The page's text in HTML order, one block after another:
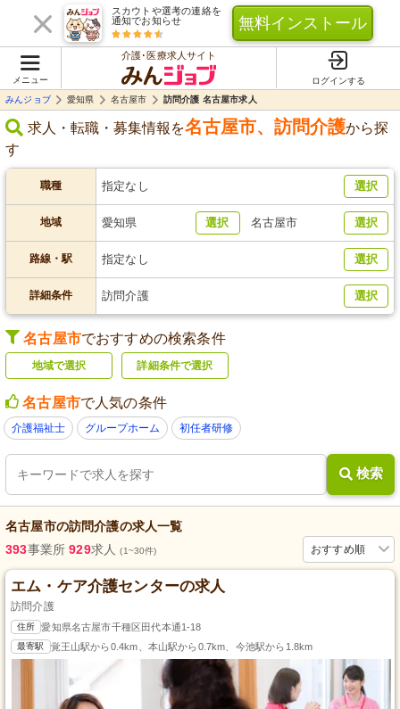
スカウトや選考の連絡を
通知でお知らせ
無料インストール
メニュー
介護･医療求人サイト
ログインする
みんジョブ
愛知県 名古屋市 訪問介護 名古屋市求人
求人・転職・募集情報を名古屋市、 訪問介護から探
す
職種 指定なし 選択
地域 愛知県 選択 名古屋市 選択
路線・駅 指定なし 選択
詳細条件 訪問介護 選択
名古屋市でおすすめの検索条件
地域で選択 詳細条件で選択
名古屋市で人気の条件
介護福祉士 グループホーム 初任者研修
検索
名古屋市の訪問介護の求人一覧
おすすめ順
393事業所 929求人(1~30件)
エム・ケア介護センターの求人
訪問介護
住所 愛知県名古屋市千種区田代本通1-18
最寄駅 覚王山駅から0.4km、本山駅から0.7km、今池駅から1.8km